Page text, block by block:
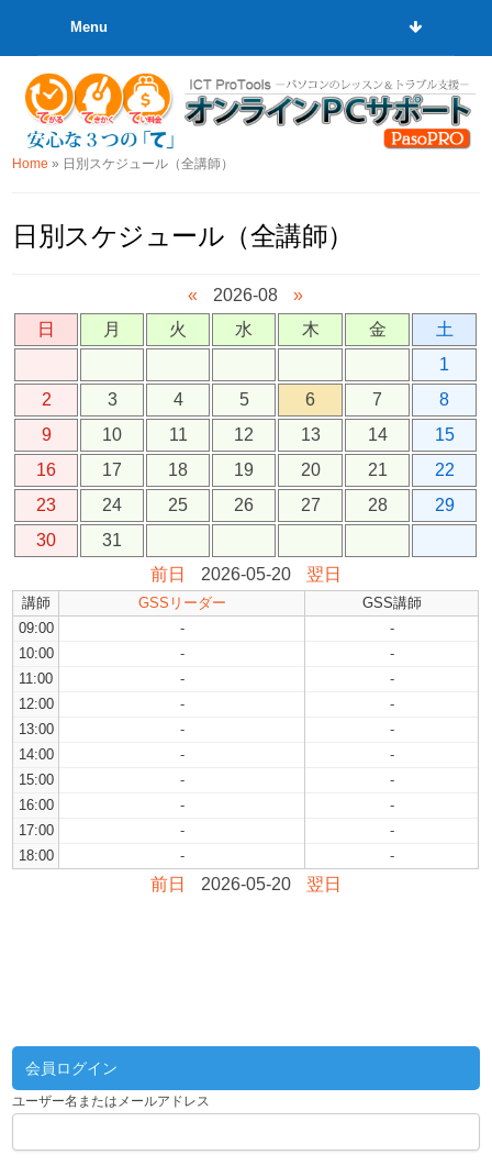
Menu
Home » 日別スケジュール（全講師）
日別スケジュール（全講師）
« 2026-08
»
日
月 火 水 木 金
土
1
2
3 4 5 6 7
8
9
10 11 12 13 14
15
16
17 18 19 20 21
22
23
24 25 26 27 28
29
30
31
前日
2026-05-20 翌日
講師 GSSリーダー
GSS講師
09:00
-
-
10:00
-
-
11:00
-
-
12:00
-
-
13:00
-
-
14:00
-
-
15:00
-
-
16:00
-
-
17:00
-
-
18:00
- -
前日 2026-05-20 翌日
会員ログイン
ユーザー名またはメールアドレス